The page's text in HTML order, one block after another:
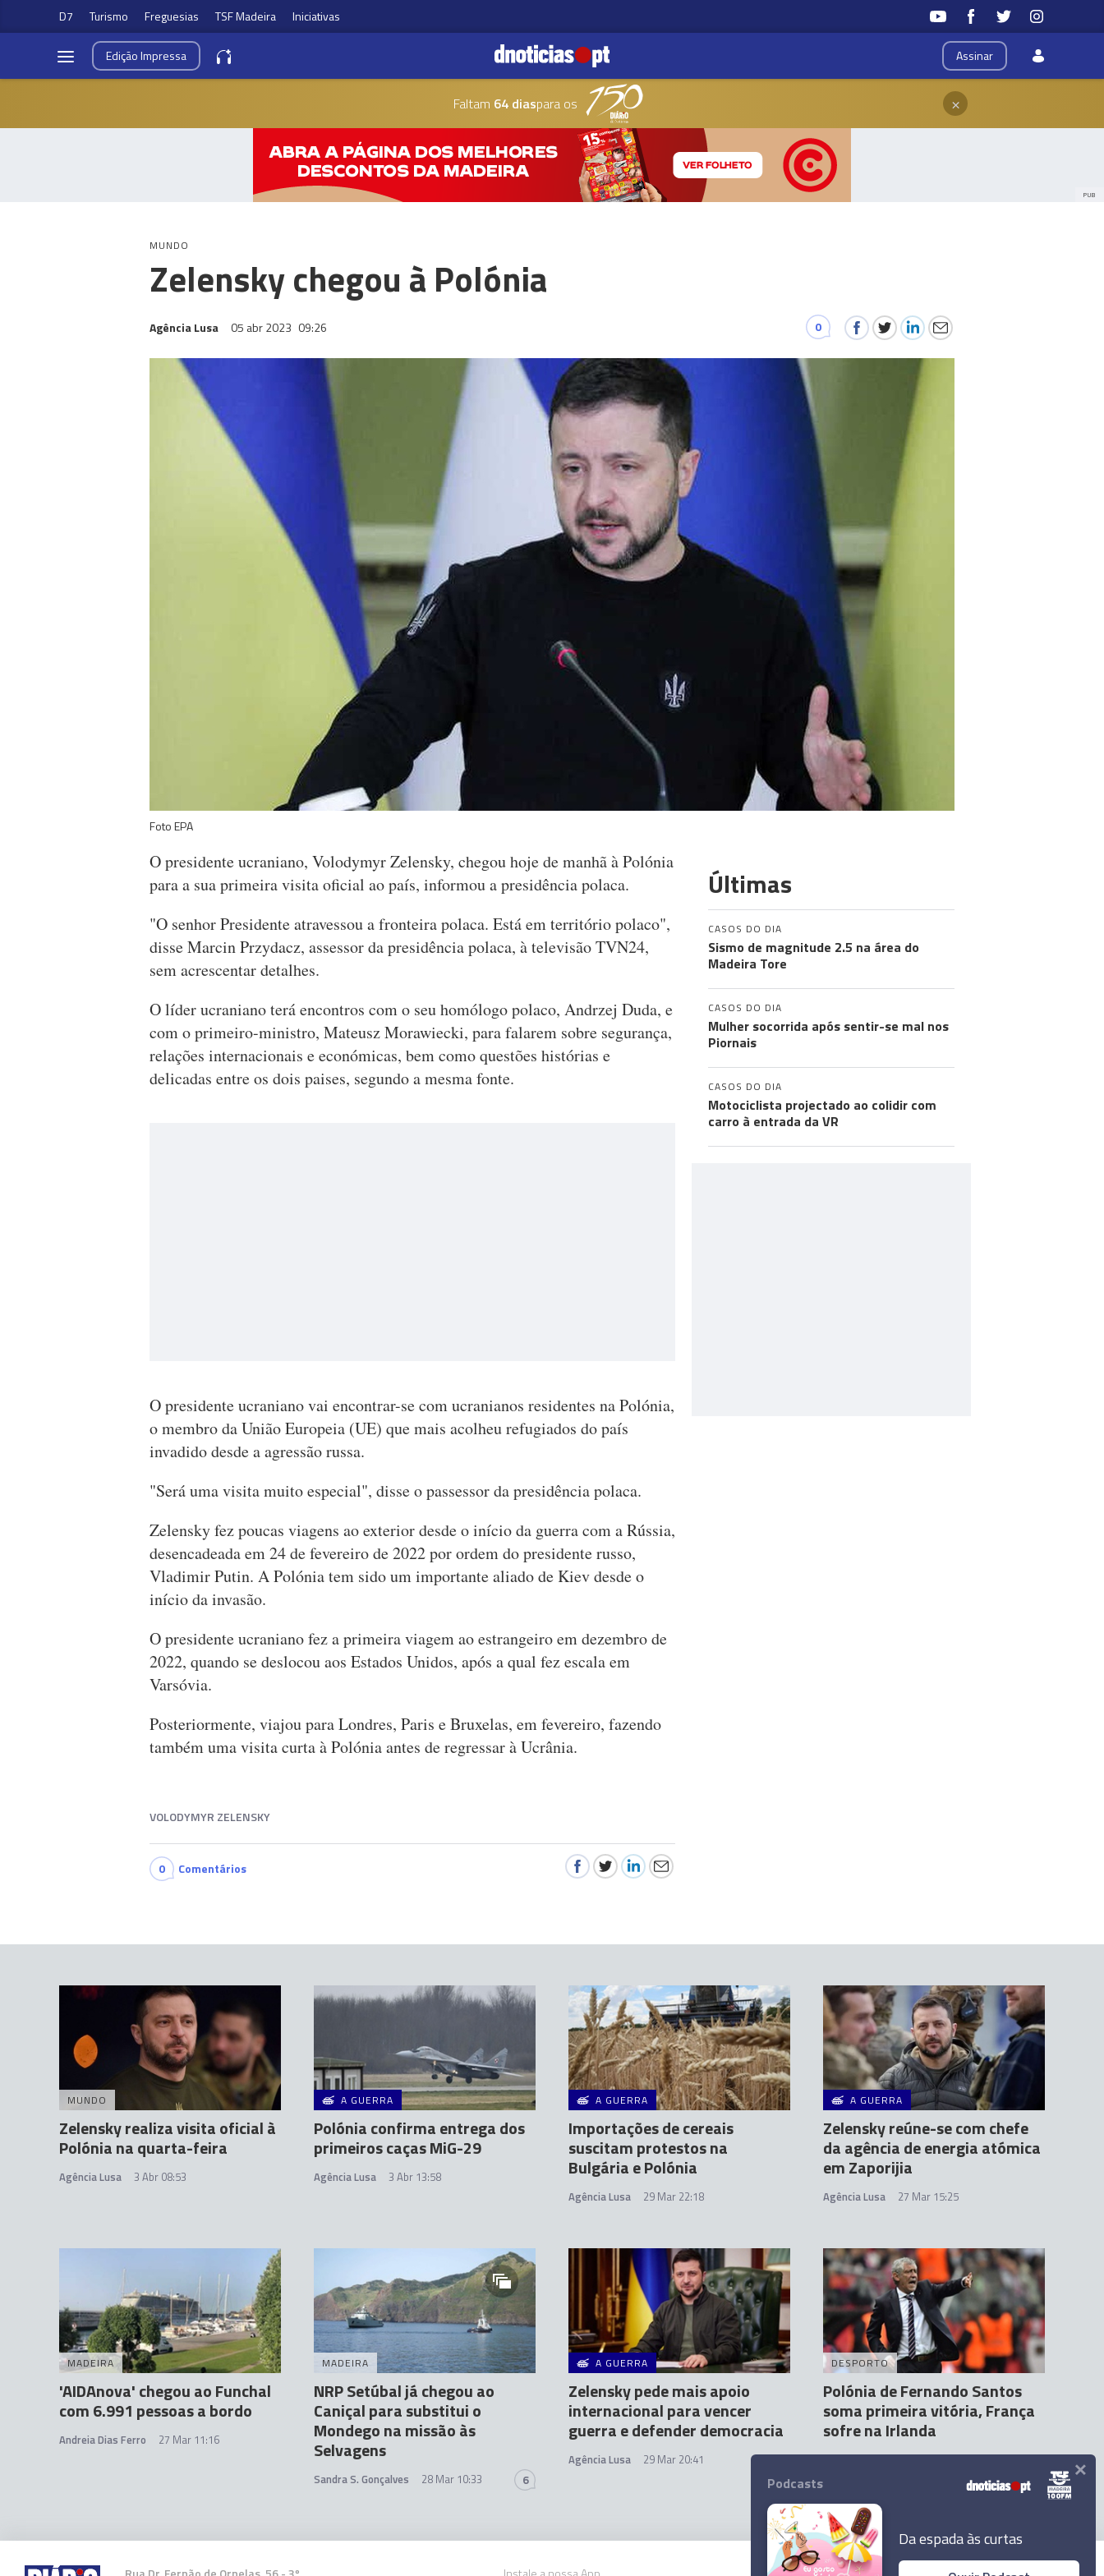
D7 Turismo Freguesias TSF Madeira Iniciativas
Assinar
EdiçãoImpressa
Faltam 64 diaspara os ×
PUB
MUNDO
Zelensky chegou à Polónia
Agência Lusa 05 abr 2023 09:26 0
Foto EPA
O presidente ucraniano, Volodymyr Zelensky, chegou hoje de manhã à Polónia
para a sua primeira visita oficial ao país, informou a presidência polaca.
"O senhor Presidente atravessou a fronteira polaca. Está em território polaco",
disse Marcin Przydacz, assessor da presidência polaca, à televisão TVN24,
sem acrescentar detalhes.
O líder ucraniano terá encontros com o seu homólogo polaco, Andrzej Duda, e
com o primeiro-ministro, Mateusz Morawiecki, para falarem sobre segurança,
relações internacionais e económicas, bem como questões histórias e
delicadas entre os dois paises, segundo a mesma fonte.
O presidente ucraniano vai encontrar-se com ucranianos residentes na Polónia,
o membro da União Europeia (UE) que mais acolheu refugiados do país
invadido desde a agressão russa.
"Será uma visita muito especial", disse o passessor da presidência polaca.
Zelensky fez poucas viagens ao exterior desde o início da guerra com a Rússia,
desencadeada em 24 de fevereiro de 2022 por ordem do presidente russo,
Vladimir Putin. A Polónia tem sido um importante aliado de Kiev desde o
início da invasão.
O presidente ucraniano fez a primeira viagem ao estrangeiro em dezembro de
2022, quando se deslocou aos Estados Unidos, após a qual fez escala em
Varsóvia.
Posteriormente, viajou para Londres, Paris e Bruxelas, em fevereiro, fazendo
também uma visita curta à Polónia antes de regressar à Ucrânia.
VOLODYMYR ZELENSKY
0 Comentários
Últimas
CASOS DO DIA
Sismo de magnitude 2.5 na área do
Madeira Tore
CASOS DO DIA
Mulher socorrida após sentir-se mal nos
Piornais
CASOS DO DIA
Motociclista projectado ao colidir com
carro à entrada da VR
MUNDO
Zelensky realiza visita oficial à
Polónia na quarta-feira
Agência Lusa 3 Abr 08:53
A GUERRA
Polónia confirma entrega dos
primeiros caças MiG-29
Agência Lusa 3 Abr 13:58
A GUERRA
Importações de cereais
suscitam protestos na
Bulgária e Polónia
Agência Lusa 29 Mar 22:18
A GUERRA
Zelensky reúne-se com chefe
da agência de energia atómica
em Zaporijia
Agência Lusa 27 Mar 15:25
MADEIRA
'AIDAnova' chegou ao Funchal
com 6.991 pessoas a bordo
Andreia Dias Ferro 27 Mar 11:16
MADEIRA
NRP Setúbal já chegou ao
Caniçal para substitui o
Mondego na missão às
Selvagens
Sandra S. Gonçalves 28 Mar 10:33 6
A GUERRA
Zelensky pede mais apoio
internacional para vencer
guerra e defender democracia
Agência Lusa 29 Mar 20:41
DESPORTO
Polónia de Fernando Santos
soma primeira vitória, França
sofre na Irlanda
Agência Lusa 27 Mar 23:25
Podcasts
Da espada às curtas
×